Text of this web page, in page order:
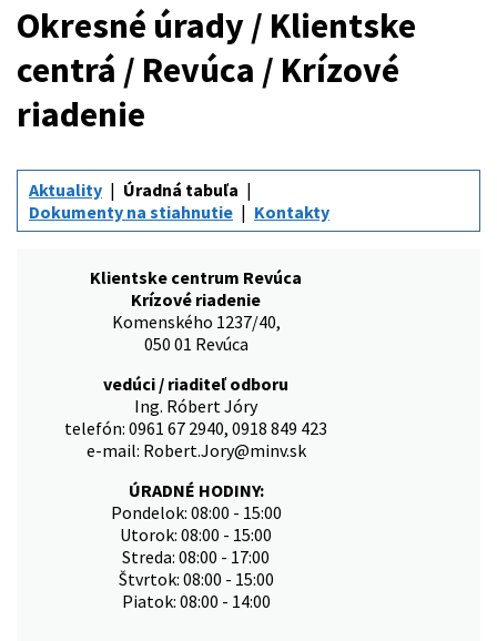
Okresné úrady / Klientske
centrá / Revúca / Krízové
riadenie
Aktuality
Úradná tabuľa
Dokumenty na stiahnutie
Kontakty
Klientske centrum Revúca
Krízové riadenie
Komenského 1237/40,
050 01 Revúca
vedúci / riaditeľ odboru
Ing. Róbert Jóry
telefón: 0961 67 2940, 0918 849 423
e-mail: Robert.Jory@minv.sk
ÚRADNÉ HODINY:
Pondelok: 08:00 - 15:00
Utorok: 08:00 - 15:00
Streda: 08:00 - 17:00
Štvrtok: 08:00 - 15:00
Piatok: 08:00 - 14:00